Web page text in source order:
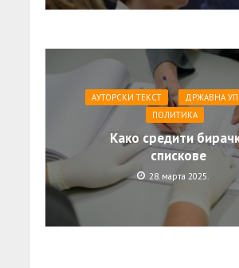
АУТОРСКИ ТЕКСТ
ДРЖАВНА
ПОЛИТИКА
Како средити
спискове
28. марта 2025.